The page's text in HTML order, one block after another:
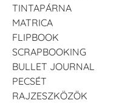
TINTAPÁRNA
MATRICA
FLIPBOOK
SCRAPBOOKING
BULLET JOURNAL
PECSÉT
RAJZESZKÖZÖK